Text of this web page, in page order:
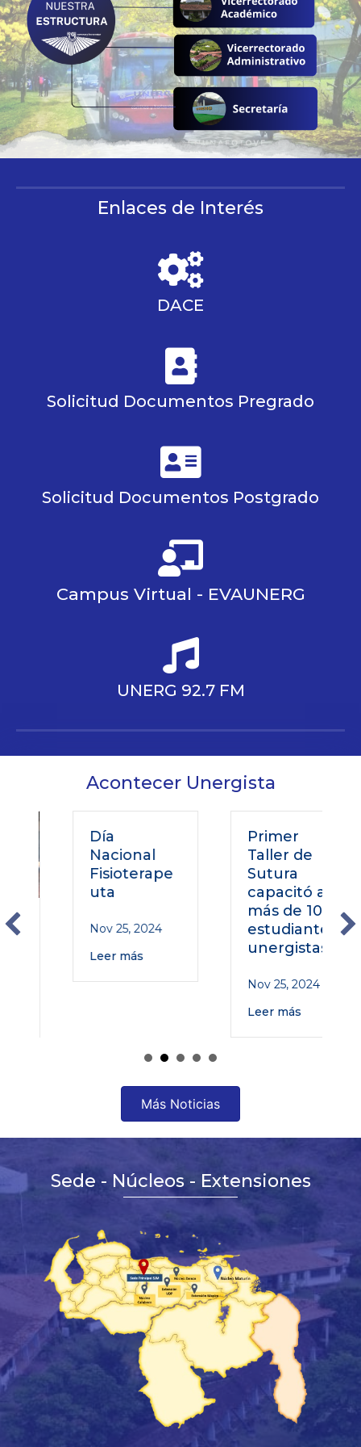
Enlaces de Interés
DACE
Solicitud Documentos Pregrado
Solicitud Documentos Postgrado
Campus Virtual - EVAUNERG
UNERG 92.7 FM
Acontecer Unergista
Nacional
Fisioterape
uta
Nov 25, 2024
Leer más
Primer
Taller de
Sutura
capacitó a
más de 100
estudiantes
unergistas
Nov 25, 2024
Leer más
Más Noticias
Sede - Núcleos - Extensiones